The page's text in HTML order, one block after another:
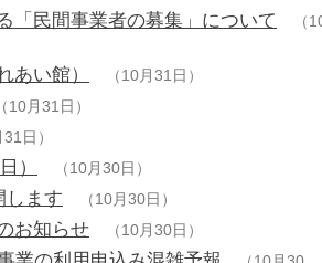
「民間事業者の募集」について
（
あい館） （10月31日）
（10月31日）
31日）
） （10月30日）
します （10月30日）
お知らせ （10月30日）